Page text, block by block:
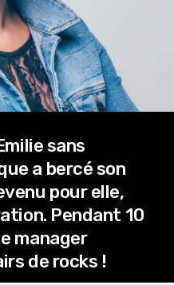
sans
a bercé son
pour elle,
Pendant 10
manager
de rocks !